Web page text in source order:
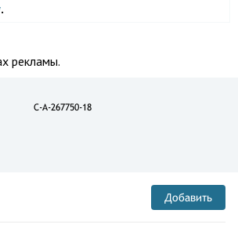
.
рекламы.
C-A-267750-18
Добавить